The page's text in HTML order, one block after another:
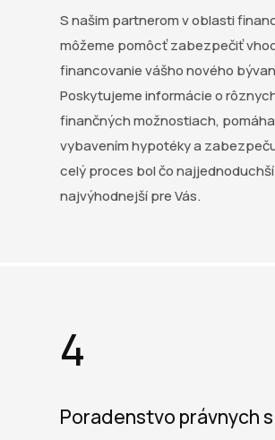
S našim partnerom v oblasti
môžeme pomôcť zabezpečiť
financovanie vášho nového
Poskytujeme informácie o
finančných možnostiach,
vybavením hypotéky a
celý proces bol čo
najvýhodnejší pre Vás.
4
Poradenstvo právnych